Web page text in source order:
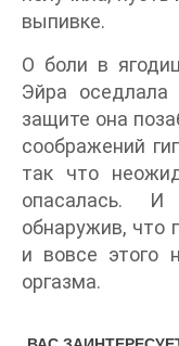
выпивке.
О боли в
Эйра оседлала
защите она
соображений
так что
опасалась. И
обнаружив, что
и вовсе этого
оргазма.